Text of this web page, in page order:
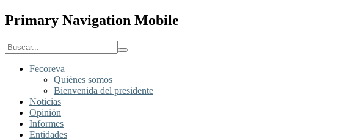
Primary Navigation Mobile
Fecoreva
Quiénes somos
Bienvenida del presidente
Noticias
Opinión
Informes
Entidades